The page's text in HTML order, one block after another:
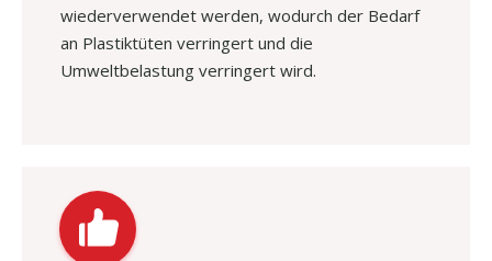
wiederverwendet werden, wodurch der Bedarf
an Plastiktüten verringert und die
Umweltbelastung verringert wird.